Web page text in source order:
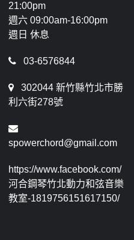
21:00pm
週六 09:00am-16:00pm
週日 休息
03-6576844
302044 新竹縣竹北市勝
利六街278號
spowerchord@gmail.com
https://www.facebook.com/
河合鋼琴竹北動力和弦音樂
教室-1819756151617150/